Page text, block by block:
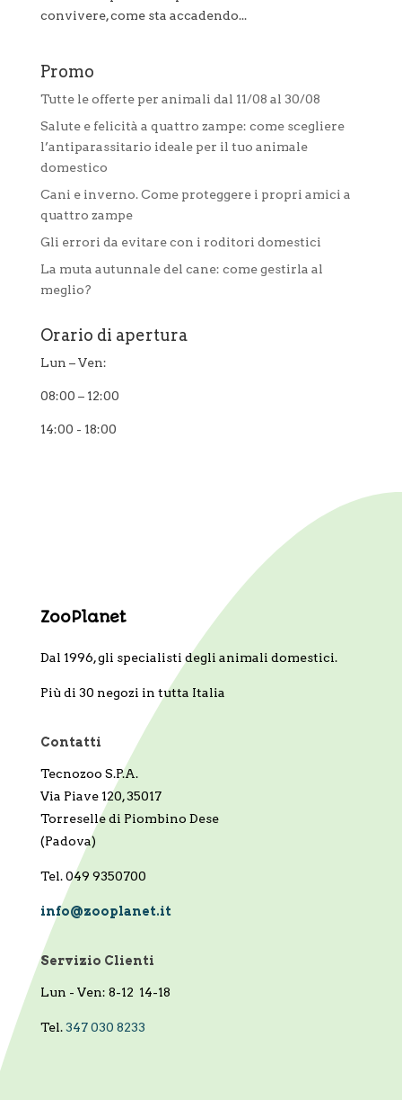
convivere, come sta accadendo...
Promo
Tutte le offerte per animali dal 11/08 al 30/08
Salute e felicità a quattro zampe: come scegliere
l’antiparassitario ideale per il tuo animale
domestico
Cani e inverno. Come proteggere i propri amici a
quattro zampe
Gli errori da evitare con i roditori domestici
La muta autunnale del cane: come gestirla al
meglio?
Orario di apertura
Lun – Ven:
08:00 – 12:00
14:00 - 18:00
ZooPlanet
Dal 1996, gli specialisti degli animali domestici.
Più di 30 negozi in tutta Italia
Contatti
Tecnozoo S.P.A.
Via Piave 120, 35017
Torreselle di Piombino Dese
(Padova)
Tel. 049 9350700
info@zooplanet.it
Servizio Clienti
Lun - Ven: 8-12 14-18
Tel.347 030 8233